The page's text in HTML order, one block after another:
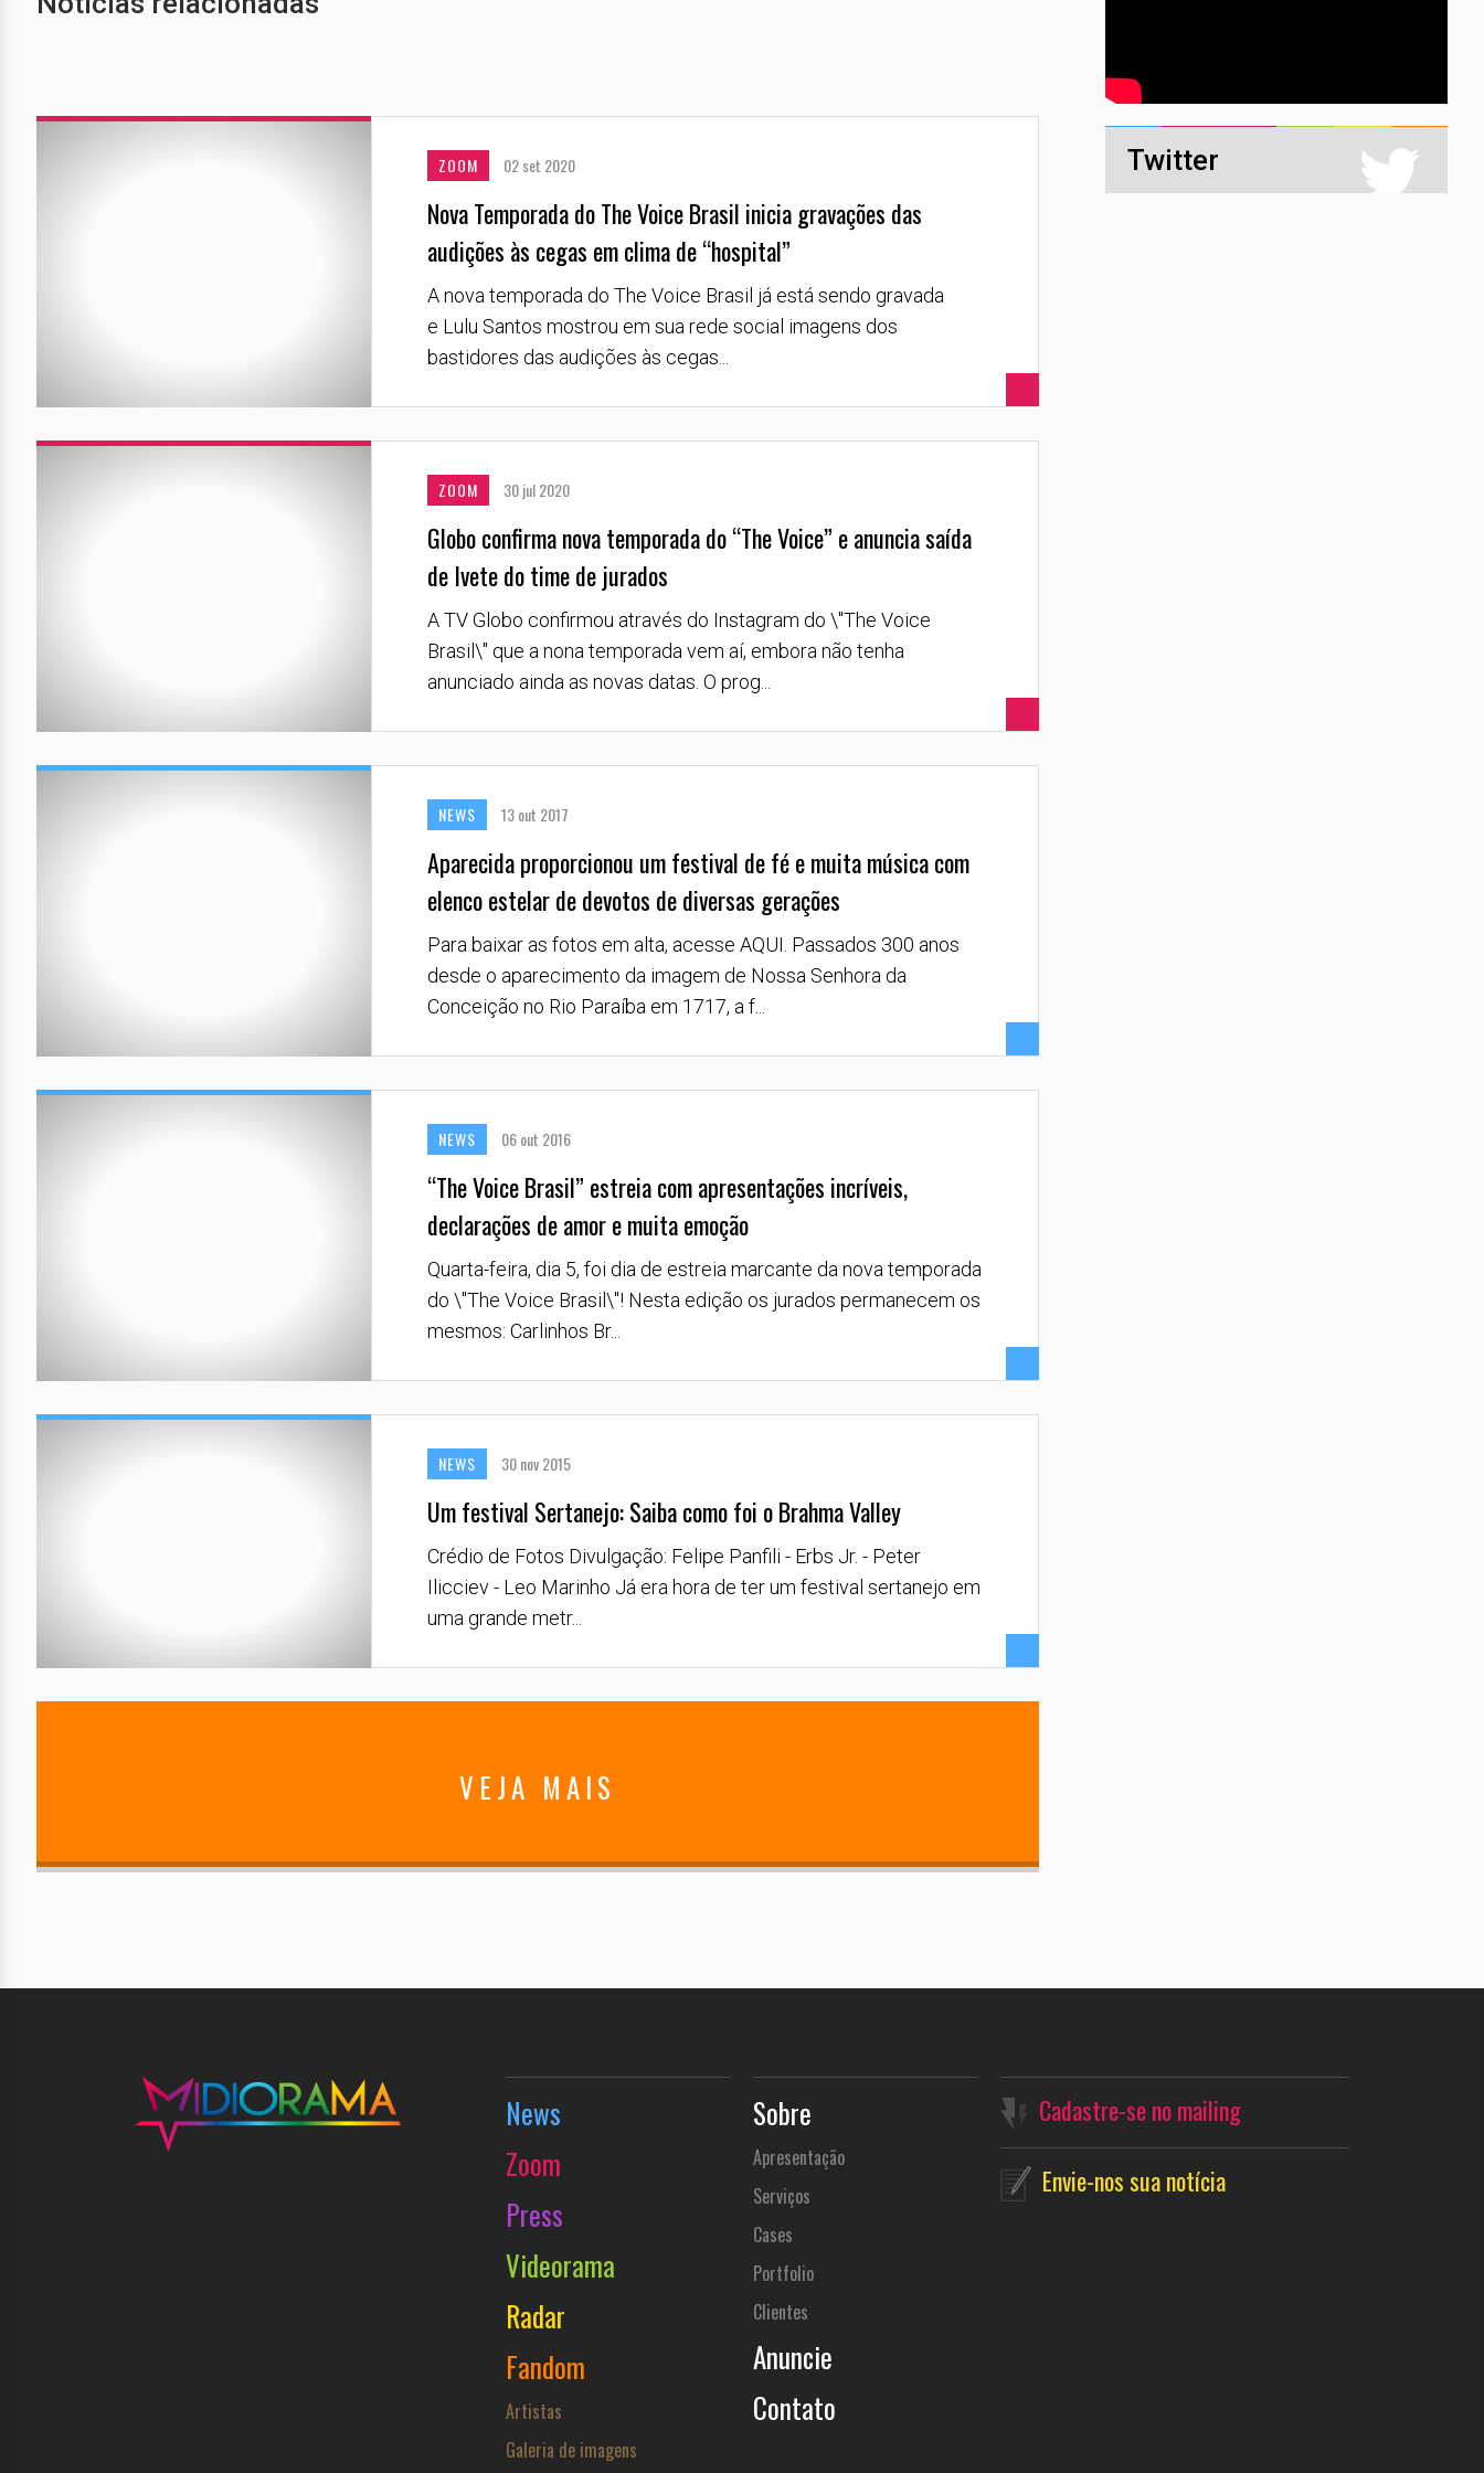
Twitter
ZOOM 02 set 2020
Nova Temporada do The Voice Brasil inicia gravações das
audições às cegas em clima de “hospital”
A nova temporada do The Voice Brasil já está sendo gravada
e Lulu Santos mostrou em sua rede social imagens dos
bastidores das audições às cegas...
ZOOM 30 jul 2020
Globo confirma nova temporada do “The Voice” e anuncia saída
de Ivete do time de jurados
A TV Globo confirmou através do Instagram do \"The Voice
Brasil\" que a nona temporada vem aí, embora não tenha
anunciado ainda as novas datas. O prog...
NEWS 13 out 2017
Aparecida proporcionou um festival de fé e muita música com
elenco estelar de devotos de diversas gerações
Para baixar as fotos em alta, acesse AQUI. Passados 300 anos
desde o aparecimento da imagem de Nossa Senhora da
Conceição no Rio Paraíba em 1717, a f...
NEWS 06 out 2016
“The Voice Brasil” estreia com apresentações incríveis,
declarações de amor e muita emoção
Quarta-feira, dia 5, foi dia de estreia marcante da nova temporada
do \"The Voice Brasil\"! Nesta edição os jurados permanecem os
mesmos: Carlinhos Br...
NEWS 30 nov 2015
Um festival Sertanejo: Saiba como foi o Brahma Valley
Crédio de Fotos Divulgação: Felipe Panfili - Erbs Jr. - Peter
Ilicciev - Leo Marinho Já era hora de ter um festival sertanejo em
uma grande metr...
VEJA MAIS
News
Zoom
Press
Videorama
Radar
Fandom
Artistas
Galeria de imagens
Sobre
Apresentação
Serviços
Cases
Portfolio
Clientes
Anuncie
Contato
Cadastre-se no mailing
Envie-nos sua notícia